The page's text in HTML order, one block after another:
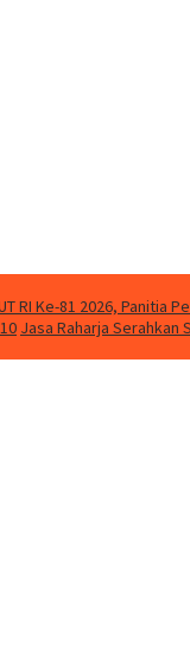
RI Ke-81 2026, Panitia
Jasa Raharja Serahkan